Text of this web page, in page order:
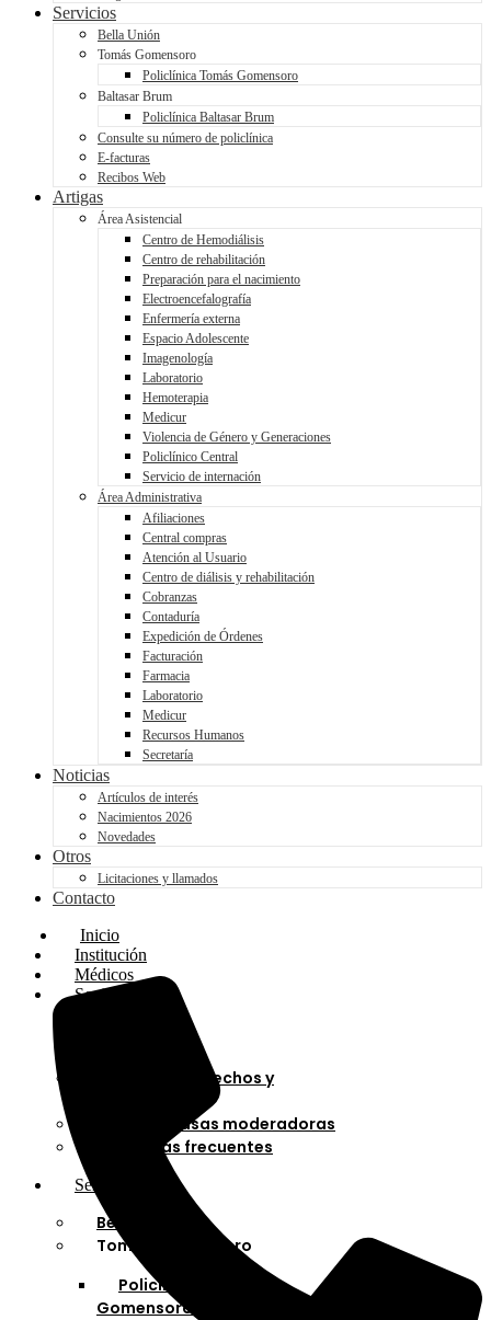
Servicios
Bella Unión
Tomás Gomensoro
Policlínica Tomás Gomensoro
Baltasar Brum
Policlínica Baltasar Brum
Consulte su número de policlínica
E-facturas
Recibos Web
Artigas
Área Asistencial
Centro de Hemodiálisis
Centro de rehabilitación
Preparación para el nacimiento
Electroencefalografía
Enfermería externa
Espacio Adolescente
Imagenología
Laboratorio
Hemoterapia
Medicur
Violencia de Género y Generaciones
Policlínico Central
Servicio de internación
Área Administrativa
Afiliaciones
Central compras
Atención al Usuario
Centro de diálisis y rehabilitación
Cobranzas
Contaduría
Expedición de Órdenes
Facturación
Farmacia
Laboratorio
Medicur
Recursos Humanos
Secretaría
Noticias
Artículos de interés
Nacimientos 2026
Novedades
Otros
Licitaciones y llamados
Contacto
Inicio
Institución
Médicos
Socios
Cartilla de derechos y
Cuotas y tasas moderadoras
Preguntas frecuentes
Servicios
Bella Unión
Tomás Gomensoro
Policlínica Tomás
Gomensoro